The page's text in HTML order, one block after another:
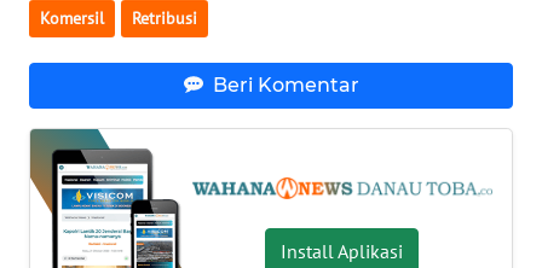
Komersil Retribusi
Beri Komentar
Install Aplikasi
DAIRI
WN
DANAU